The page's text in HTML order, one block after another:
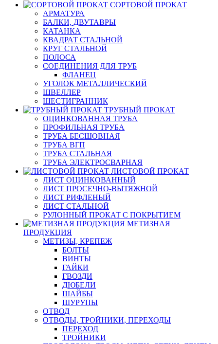
СОРТОВОЙ ПРОКАТ
АРМАТУРА
БАЛКИ, ДВУТАВРЫ
КАТАНКА
КВАДРАТ СТАЛЬНОЙ
КРУГ СТАЛЬНОЙ
ПОЛОСА
СОЕДИНЕНИЯ ДЛЯ ТРУБ
ФЛАНЕЦ
УГОЛОК МЕТАЛЛИЧЕСКИЙ
ШВЕЛЛЕР
ШЕСТИГРАННИК
ТРУБНЫЙ ПРОКАТ
ОЦИНКОВАННАЯ ТРУБА
ПРОФИЛЬНАЯ ТРУБА
ТРУБА БЕСШОВНАЯ
ТРУБА ВГП
ТРУБА СТАЛЬНАЯ
ТРУБА ЭЛЕКТРОСВАРНАЯ
ЛИСТОВОЙ ПРОКАТ
ЛИСТ ОЦИНКОВАННЫЙ
ЛИСТ ПРОСЕЧНО-ВЫТЯЖНОЙ
ЛИСТ РИФЛЕНЫЙ
ЛИСТ СТАЛЬНОЙ
РУЛОННЫЙ ПРОКАТ С ПОКРЫТИЕМ
МЕТИЗНАЯ
ПРОДУКЦИЯ
МЕТИЗЫ, КРЕПЕЖ
БОЛТЫ
ВИНТЫ
ГАЙКИ
ГВОЗДИ
ДЮБЕЛИ
ШАЙБЫ
ШУРУПЫ
ОТВОД
ОТВОДЫ, ТРОЙНИКИ, ПЕРЕХОДЫ
ПЕРЕХОД
ТРОЙНИКИ